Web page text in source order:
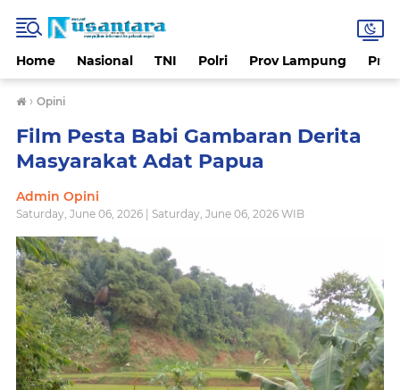
Home Nasional TNI Polri Prov Lampung
› Opini
Film Pesta Babi Gambaran Derita
Masyarakat Adat Papua
Admin Opini
Saturday, June 06, 2026 | Saturday, June 06, 2026 WIB